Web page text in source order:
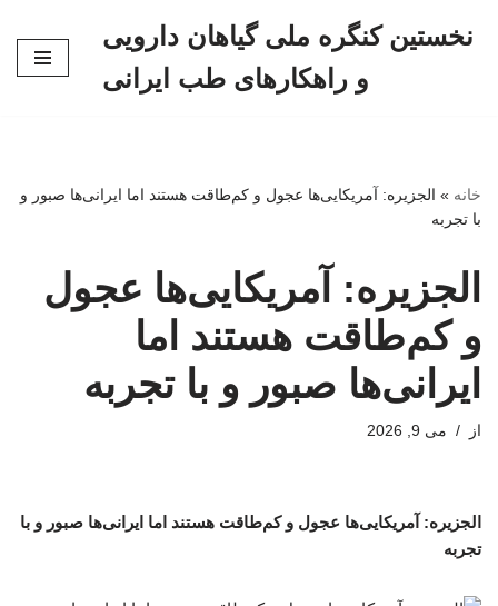
نخستین کنگره ملی گیاهان دارویی
و راهکارهای طب ایرانی
خانه » الجزیره: آمریکایی‌ها عجول و کم‌طاقت هستند اما ایرانی‌ها صبور و
با تجربه
الجزیره: آمریکایی‌ها عجول
و کم‌طاقت هستند اما
ایرانی‌ها صبور و با تجربه
از می 9, 2026
الجزیره: آمریکایی‌ها عجول و کم‌طاقت هستند اما ایرانی‌ها صبور و با
تجربه